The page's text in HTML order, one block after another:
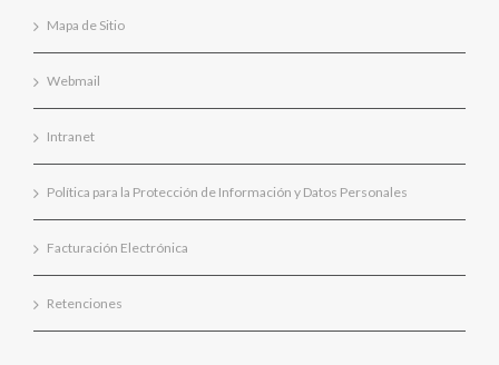
Mapa de Sitio
Webmail
Intranet
Política para la Protección de Información y Datos Personales
Facturación Electrónica
Retenciones